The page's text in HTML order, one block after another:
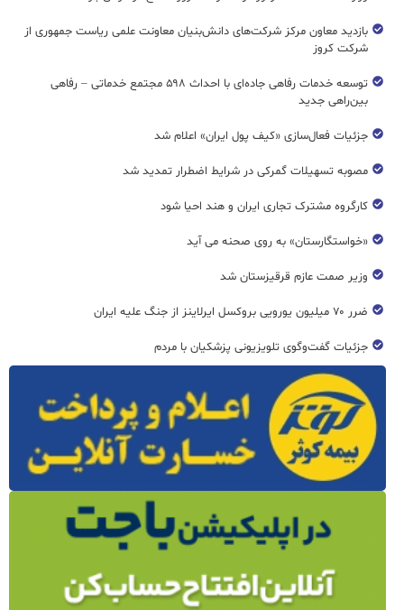
بازدید معاون مرکز شرکت‌های دانش‌بنیان معاونت علمی ریاست جمهوری از
شرکت کروز
توسعه خدمات رفاهی جاده‌ای با احداث ۵۹۸ مجتمع خدماتی – رفاهی
بین‌راهی جدید
جزئیات فعال‌سازی «کیف پول ایران» اعلام شد
مصوبه تسهیلات گمرکی در شرایط اضطرار تمدید شد
کارگروه مشترک تجاری ایران و هند احیا شود
«خواستگارستان» به روی صحنه می آید
وزیر صمت عازم قرقیزستان شد
ضرر ۷۰ میلیون یورویی بروکسل ایرلاینز از جنگ علیه ایران
جزئیات گفت‌وگوی تلویزیونی پزشکیان با مردم